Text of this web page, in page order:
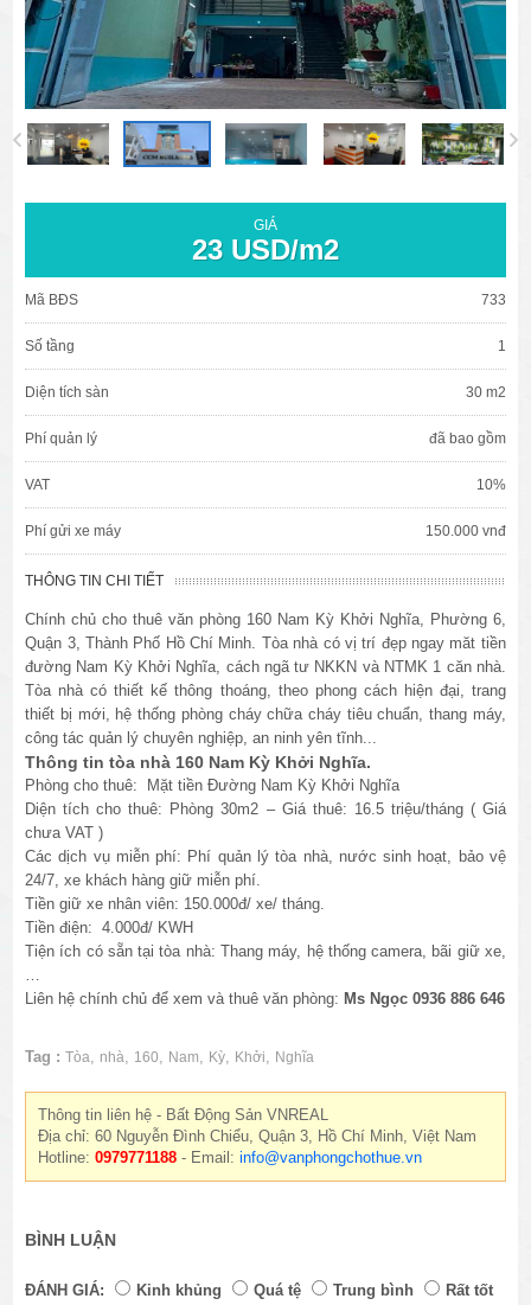
GIÁ
23 USD/m2
Mã BĐS 733
Số tầng 1
Diện tích sàn 30 m2
Phí quản lý đã bao gồm
VAT 10%
Phí gửi xe máy 150.000 vnđ
THÔNG TIN CHI TIẾT
Chính chủ cho thuê văn phòng 160 Nam Kỳ Khởi Nghĩa, Phường 6,
Quận 3, Thành Phố Hồ Chí Minh. Tòa nhà có vị trí đẹp ngay măt tiền
đường Nam Kỳ Khởi Nghĩa, cách ngã tư NKKN và NTMK 1 căn nhà.
Tòa nhà có thiết kế thông thoáng, theo phong cách hiện đại, trang
thiết bị mới, hệ thống phòng cháy chữa cháy tiêu chuẩn, thang máy,
công tác quản lý chuyên nghiệp, an ninh yên tĩnh...
Thông tin tòa nhà 160 Nam Kỳ Khởi Nghĩa.
Phòng cho thuê: Mặt tiền Đường Nam Kỳ Khởi Nghĩa
Diện tích cho thuê: Phòng 30m2 – Giá thuê: 16.5 triệu/tháng ( Giá
chưa VAT )
Các dịch vụ miễn phí: Phí quản lý tòa nhà, nước sinh hoạt, bảo vệ
24/7, xe khách hàng giữ miễn phí.
Tiền giữ xe nhân viên: 150.000đ/ xe/ tháng.
Tiền điện: 4.000đ/ KWH
Tiện ích có sẵn tại tòa nhà: Thang máy, hệ thống camera, bãi giữ xe,
Liên hệ chính chủ để xem và thuê văn phòng: Ms Ngọc 0936 886 646
Tag : Tòa nhà 160 Nam Kỳ Khởi Nghĩa
Thông tin liên hệ - Bất Động Sản VNREAL
Địa chỉ: 60 Nguyễn Đình Chiểu, Quận 3, Hồ Chí Minh, Việt Nam
Hotline:0979771188 - Email:info@vanphongchothue.vn
BÌNH LUẬN
ĐÁNH GIÁ: Kinh khủng Quá tệ Trung bình Rất tốt